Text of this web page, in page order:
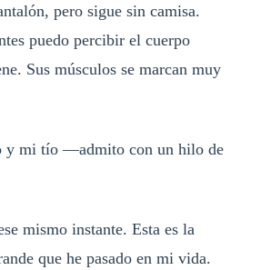
pero sigue sin camisa.
puedo percibir el cuerpo
Sus músculos se marcan muy
y mi tío —admito con un hilo de
mismo instante. Esta es la
que he pasado en mi vida.